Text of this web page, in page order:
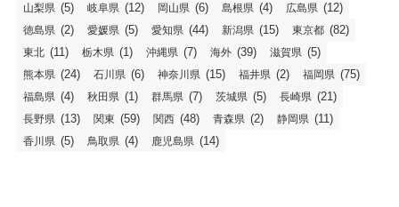
山梨県 (5) 岐阜県 (12) 岡山県 (6) 島根県 (4) 広島県 (12)
徳島県 (2) 愛媛県 (5) 愛知県 (44) 新潟県 (15) 東京都 (82)
東北 (11) 栃木県 (1) 沖縄県 (7) 海外 (39) 滋賀県 (5)
熊本県 (24) 石川県 (6) 神奈川県 (15) 福井県 (2) 福岡県 (75)
福島県 (4) 秋田県 (1) 群馬県 (7) 茨城県 (5) 長崎県 (21)
長野県 (13) 関東 (59) 関西 (48) 青森県 (2) 静岡県 (11)
香川県 (5) 鳥取県 (4) 鹿児島県 (14)